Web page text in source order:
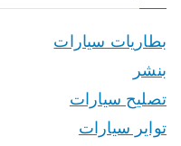
بطاريات سيارات
بنشر
تصليح سيارات
تواير سيارات